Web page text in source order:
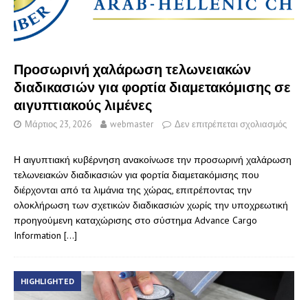
Προσωρινή χαλάρωση τελωνειακών
διαδικασιών για φορτία διαμετακόμισης σε
αιγυπτιακούς λιμένες
Μάρτιος 23, 2026 webmaster Δεν επιτρέπεται σχολιασμός
Η αιγυπτιακή κυβέρνηση ανακοίνωσε την προσωρινή χαλάρωση
τελωνειακών διαδικασιών για φορτία διαμετακόμισης που
διέρχονται από τα λιμάνια της χώρας, επιτρέποντας την
ολοκλήρωση των σχετικών διαδικασιών χωρίς την υποχρεωτική
προηγούμενη καταχώρισης στο σύστημα Advance Cargo
Information […]
HIGHLIGHTED